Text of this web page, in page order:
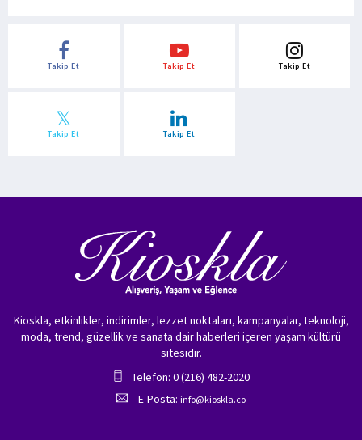
Takip Et Takip Et Takip Et
Takip Et Takip Et
Kioskla, etkinlikler, indirimler, lezzet noktaları, kampanyalar, teknoloji,
moda, trend, güzellik ve sanata dair haberleri içeren yaşam kültürü
sitesidir.
Telefon: 0 (216) 482-2020
E-Posta: info@kioskla.co